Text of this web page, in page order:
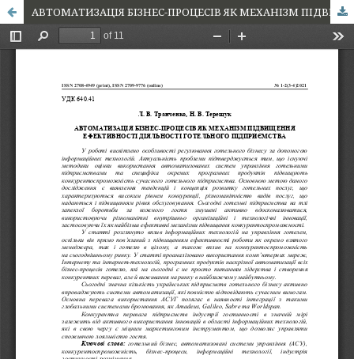
АВТОМАТИЗАЦІЯ БІЗНЕС-ПРОЦЕСІВ ЯК МЕХАНІЗМ ПІДВИЩЕННЯ ЕФЕКТИВНОСТІ ДІЯЛЬНОСТІ ГОТЕЛЬНОГО ПІДПРИЄМСТВА